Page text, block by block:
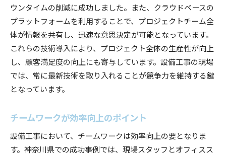
ウンタイムの削減に成功しました。また、クラウドベースの
プラットフォームを利用することで、プロジェクトチーム全
体が情報を共有し、迅速な意思決定が可能となっています。
これらの技術導入により、プロジェクト全体の生産性が向上
し、顧客満足度の向上にも寄与しています。設備工事の現場
では、常に最新技術を取り入れることが競争力を維持する鍵
となっています。
チームワークが効率向上のポイント
設備工事において、チームワークは効率向上の要となりま
す。神奈川県での成功事例では、現場スタッフとオフィスス